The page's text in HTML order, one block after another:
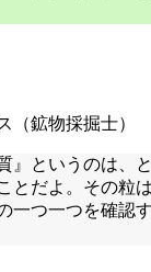
（鉱物採掘士）
』というのは、
とだよ。その粒
一つ一つを確認